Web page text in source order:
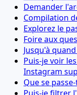
Demander
Compilation
Explorez le
Foire aux
Jusqu'à
Puis-je voir
Instagram
Que se